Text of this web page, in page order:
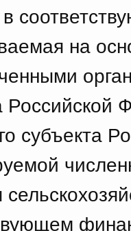
в
на
Российской
субъекта